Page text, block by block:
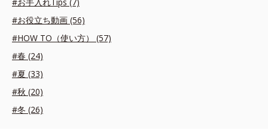
#お役立ち動画 (56)
#HOW TO（使い方） (57)
#春 (24)
#夏 (33)
#秋 (20)
#冬 (26)